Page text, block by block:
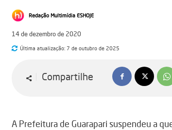
Redação Multimídia ESHOJE
14 de dezembro de 2020
Última atualização: 7 de outubro de 2025
Compartilhe
A Prefeitura de Guarapari suspendeu a